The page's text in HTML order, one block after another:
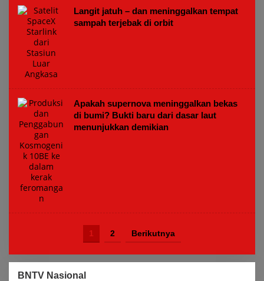
Langit jatuh – dan meninggalkan tempat
sampah terjebak di orbit
Apakah supernova meninggalkan bekas
di bumi? Bukti baru dari dasar laut
menunjukkan demikian
1 2 Berikutnya
BNTV Nasional